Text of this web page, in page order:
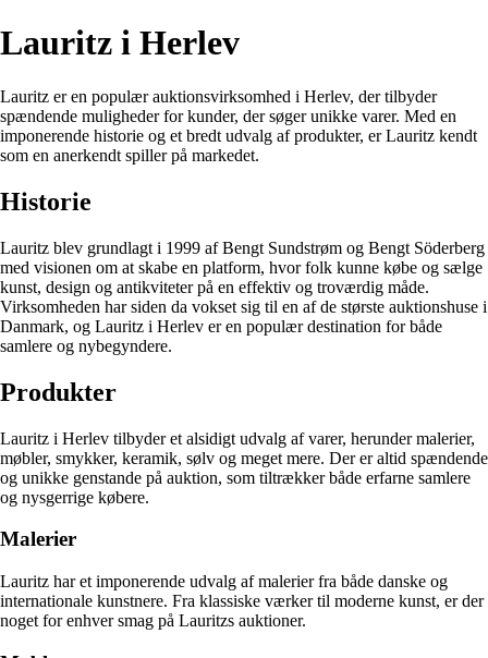
Lauritz i Herlev
Lauritz er en populær auktionsvirksomhed i Herlev, der tilbyder
spændende muligheder for kunder, der søger unikke varer. Med en
imponerende historie og et bredt udvalg af produkter, er Lauritz kendt
som en anerkendt spiller på markedet.
Historie
Lauritz blev grundlagt i 1999 af Bengt Sundstrøm og Bengt Söderberg
med visionen om at skabe en platform, hvor folk kunne købe og sælge
kunst, design og antikviteter på en effektiv og troværdig måde.
Virksomheden har siden da vokset sig til en af de største auktionshuse i
Danmark, og Lauritz i Herlev er en populær destination for både
samlere og nybegyndere.
Produkter
Lauritz i Herlev tilbyder et alsidigt udvalg af varer, herunder malerier,
møbler, smykker, keramik, sølv og meget mere. Der er altid spændende
og unikke genstande på auktion, som tiltrækker både erfarne samlere
og nysgerrige købere.
Malerier
Lauritz har et imponerende udvalg af malerier fra både danske og
internationale kunstnere. Fra klassiske værker til moderne kunst, er der
noget for enhver smag på Lauritzs auktioner.